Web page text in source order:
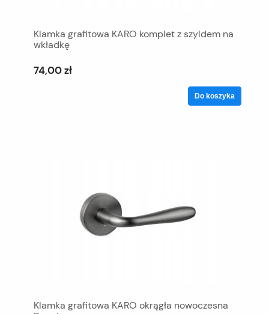
Klamka grafitowa KARO komplet z szyldem na
wkładkę
74,00 zł
Do koszyka
Klamka grafitowa KARO okrągła nowoczesna